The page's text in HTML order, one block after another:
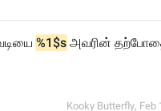
%1$s அவரின்
Kooky Butterfly, Feb